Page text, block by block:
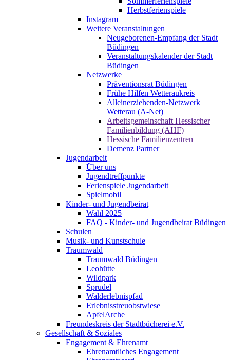
Herbstferienspiele
Instagram
Weitere Veranstaltungen
Neugeborenen-Empfang der Stadt
Büdingen
Veranstaltungskalender der Stadt
Büdingen
Netzwerke
Präventionsrat Büdingen
Frühe Hilfen Wetteraukreis
Alleinerziehenden-Netzwerk
Wetterau (A-Net)
Arbeitsgemeinschaft Hessischer
Familienbildung (AHF)
Hessische Familienzentren
Demenz Partner
Jugendarbeit
Über uns
Jugendtreffpunkte
Ferienspiele Jugendarbeit
Spielmobil
Kinder- und Jugendbeirat
Wahl 2025
FAQ - Kinder- und Jugendbeirat Büdingen
Schulen
Musik- und Kunstschule
Traumwald
Traumwald Büdingen
Leohütte
Wildpark
Sprudel
Walderlebnispfad
Erlebnisstreuobstwiese
ApfelArche
Freundeskreis der Stadtbücherei e.V.
Gesellschaft & Soziales
Engagement & Ehrenamt
Ehrenamtliches Engagement